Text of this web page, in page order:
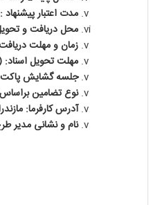
مدت اعتبار پیشنهاد : 3 ماه این مدت یکبار و بمدت3 ماه قابل تمدید می باشد.
محل دریافت و تحویل
زمان و مهلت دریافت اسناد: ( از تاریخ 1404/12/
مهلت تحویل اسناد: (تا ساعت 13:00 روز
جلسه گشایش پاکت های ارزیابی کیفی ساعت 13:15 روز
نوع تضامین براساس آیین نامه
آدرس کارفرما: مازندران، ساری، کیلومتر 3
نام و نشانی مدیر